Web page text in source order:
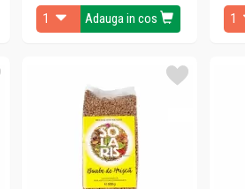
Adauga in cos